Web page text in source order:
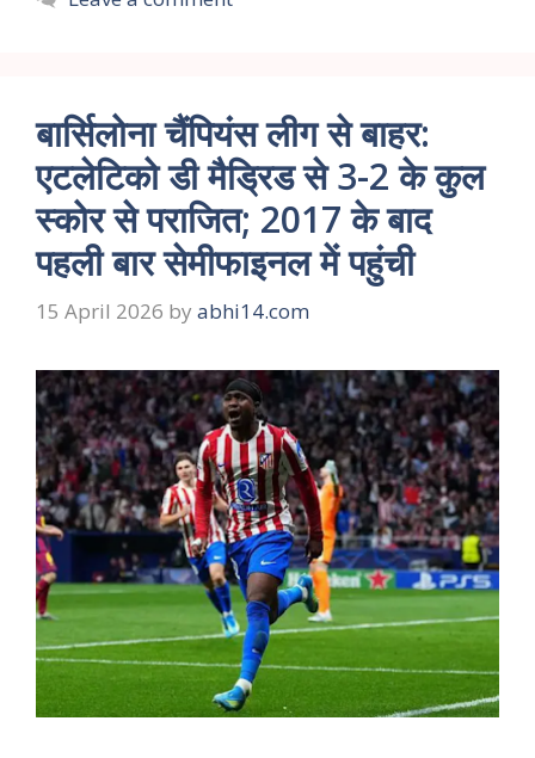
बार्सिलोना चैंपियंस लीग से बाहर:
एटलेटिको डी मैड्रिड से 3-2 के कुल
स्कोर से पराजित; 2017 के बाद
पहली बार सेमीफाइनल में पहुंची
15 April 2026 by abhi14.com